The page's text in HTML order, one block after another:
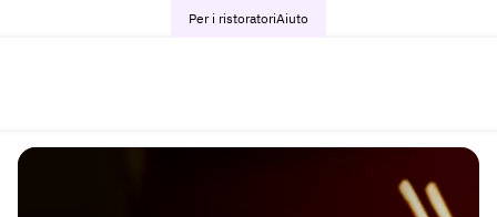
Per i ristoratoriAiuto